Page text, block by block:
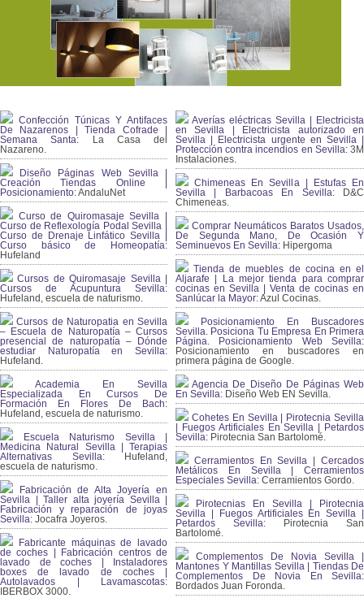
Confección Túnicas Y Antifaces
De Nazarenos | Tienda Cofrade |
Semana Santa: La Casa del
Nazareno.
Diseño Páginas Web Sevilla |
Creación Tiendas Online |
Posicionamiento:AndaluNet
Curso de Quiromasaje Sevilla |
Curso de Reflexología Podal Sevilla |
Curso de Drenaje Linfático Sevilla |
Curso básico de Homeopatía:
Hufeland
Cursos de Quiromasaje Sevilla |
Cursos de Acupuntura Sevilla:
Hufeland, escuela de naturismo.
Cursos de Naturopatia en Sevilla
– Escuela de Naturopatía – Cursos
presencial de naturopatía – Dónde
estudiar Naturopatía en Sevilla:
Hufeland.
Academia En Sevilla
Especializada En Cursos De
Formación En Flores De Bach:
Hufeland, escuela de naturismo.
Escuela Naturismo Sevilla |
Medicina Natural Sevilla | Terapias
Alternativas Sevilla: Hufeland,
escuela de naturismo.
Fabricación de Alta Joyería en
Sevilla | Taller alta joyería Sevilla |
Fabricación y reparación de joyas
Sevilla: Jocafra Joyeros.
Fabricante máquinas de lavado
de coches | Fabricación centros de
lavado de coches | Instaladores
boxes de lavado de coches |
Autolavados | Lavamascotas:
IBERBOX 3000.
Averías eléctricas Sevilla | Electricista
en Sevilla | Electricista autorizado en
Sevilla | Electricista urgente en Sevilla |
Protección contra incendios en Sevilla:3M
Instalaciones.
Chimeneas En Sevilla | Estufas En
Sevilla | Barbacoas En Sevilla:D&C
Chimeneas.
Comprar Neumáticos Baratos Usados,
De Segunda Mano, De Ocasión Y
Seminuevos En Sevilla: Hipergoma
Tienda de muebles de cocina en el
Aljarafe | La mejor tienda para comprar
cocinas en Sevilla | Venta de cocinas en
Sanlúcar la Mayor:Azul Cocinas.
Posicionamiento En Buscadores
Sevilla. Posiciona Tu Empresa En Primera
Página. Posicionamiento Web Sevilla:
Posicionamiento en buscadores en
primera página de Google.
Agencia De Diseño De Páginas Web
En Sevilla: Diseño Web EN Sevilla.
Cohetes En Sevilla | Pirotecnia Sevilla
| Fuegos Artificiales En Sevilla | Petardos
Sevilla: Pirotecnia San Bartolomé.
Cerramientos En Sevilla | Cercados
Metálicos En Sevilla | Cerramientos
Especiales Sevilla: Cerramientos Gordo.
Pirotecnias En Sevilla | Pirotecnia
Sevilla | Fuegos Artificiales En Sevilla |
Petardos Sevilla: Pirotecnia San
Bartolomé.
Complementos De Novia Sevilla |
Mantones Y Mantillas Sevilla | Tiendas De
Complementos De Novia En Sevilla:
Bordados Juan Foronda.